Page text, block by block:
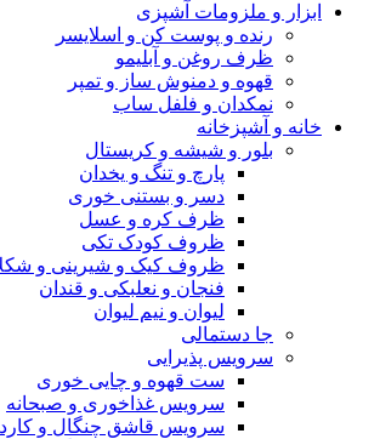
ابزار و ملزومات آشپزی
رنده و پوست کن و اسلایسر
ظرف روغن و آبلیمو
قهوه و دمنوش ساز و تمپر
نمکدان و فلفل ساب
خانه و آشپزخانه
بلور و شیشه و کریستال
پارچ و تنگ و یخدان
دسر و بستنی خوری
ظرف کره و عسل
ظروف کودک تکی
ظروف کیک و شیرینی و
فنجان و نعلبکی و قندان
لیوان و نیم لیوان
جا دستمالی
سرویس پذیرایی
ست قهوه و چایی خوری
سرویس غذاخوری و صبحانه
سرویس قاشق چنگال و کارد